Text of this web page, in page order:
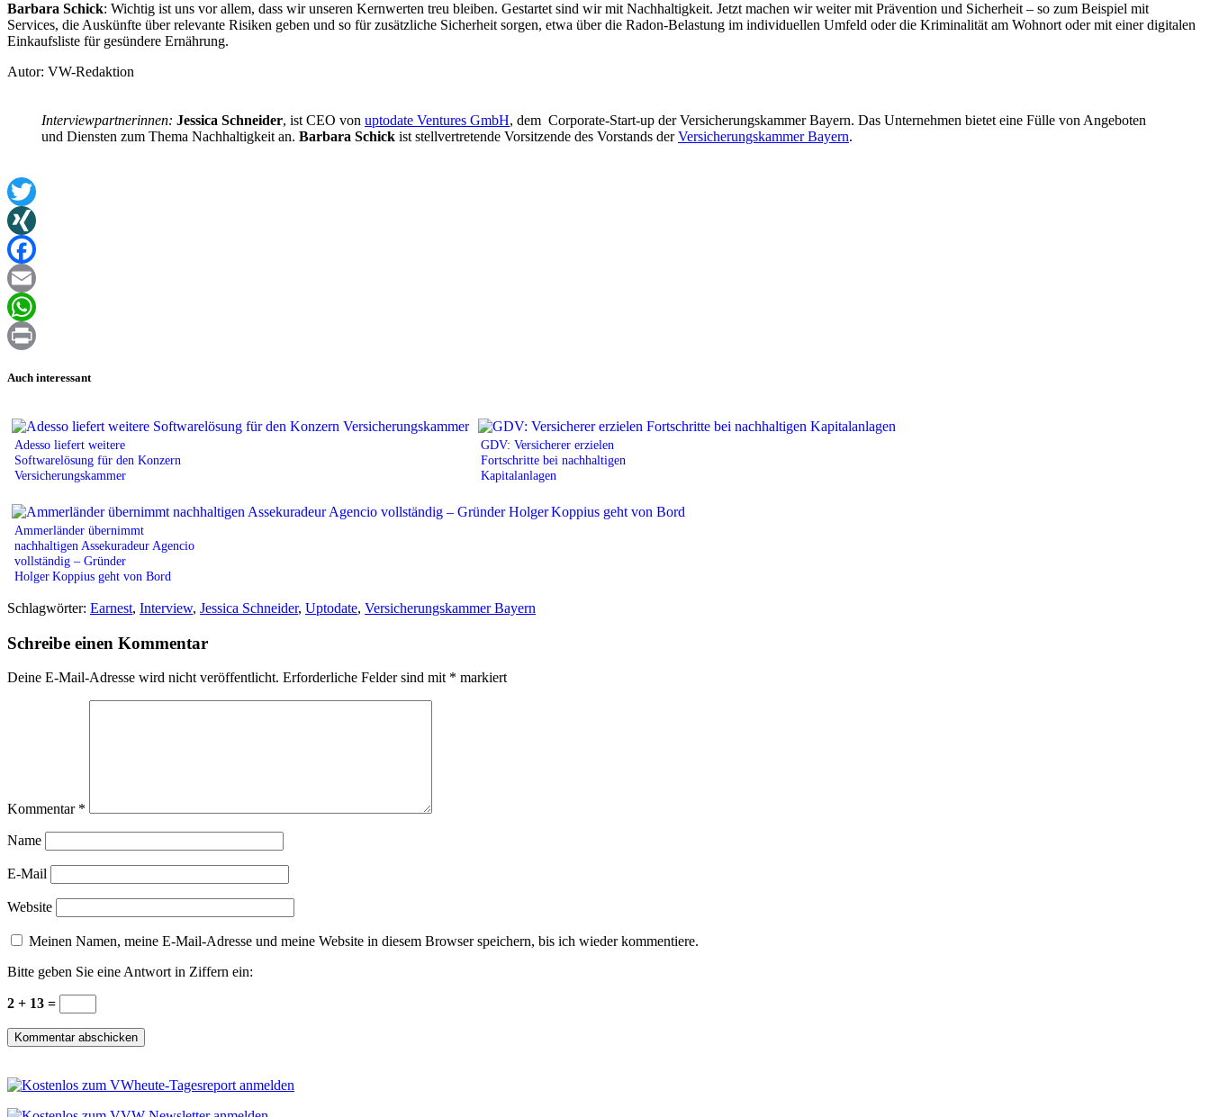
Barbara Schick: Wichtig ist uns vor allem, dass wir unseren Kernwerten treu bleiben. Gestartet sind wir mit Nachhaltigkeit. Jetzt machen wir weiter mit Prävention und Sicherheit – so zum Beispiel mit
Services, die Auskünfte über relevante Risiken geben und so für zusätzliche Sicherheit sorgen, etwa über die Radon-Belastung im individuellen Umfeld oder die Kriminalität am Wohnort oder mit einer digitalen
Einkaufsliste für gesündere Ernährung.
Autor: VW-Redaktion
Interviewpartnerinnen: Jessica Schneider, ist CEO von uptodate Ventures GmbH, dem Corporate-Start-up der Versicherungskammer Bayern. Das Unternehmen bietet eine Fülle von Angeboten
und Diensten zum Thema Nachhaltigkeit an. Barbara Schick ist stellvertretende Vorsitzende des Vorstands derVersicherungskammer Bayern.
Twitter
XING
Facebook
Email
WhatsApp
Auch interessant
Adesso liefert weitere
Softwarelösung für den Konzern
Versicherungskammer
GDV: Versicherer erzielen
Fortschritte bei nachhaltigen
Kapitalanlagen
Ammerländer übernimmt
nachhaltigen Assekuradeur Agencio
vollständig – Gründer
Holger Koppius geht von Bord
Schlagwörter: Earnest, Interview, Jessica Schneider, Uptodate, Versicherungskammer Bayern
Schreibe einen Kommentar
Deine E-Mail-Adresse wird nicht veröffentlicht. Erforderliche Felder sind mit * markiert
Kommentar *
Name
E-Mail
Website
Meinen Namen, meine E-Mail-Adresse und meine Website in diesem Browser speichern, bis ich wieder kommentiere.
Bitte geben Sie eine Antwort in Ziffern ein:
2 + 13 =